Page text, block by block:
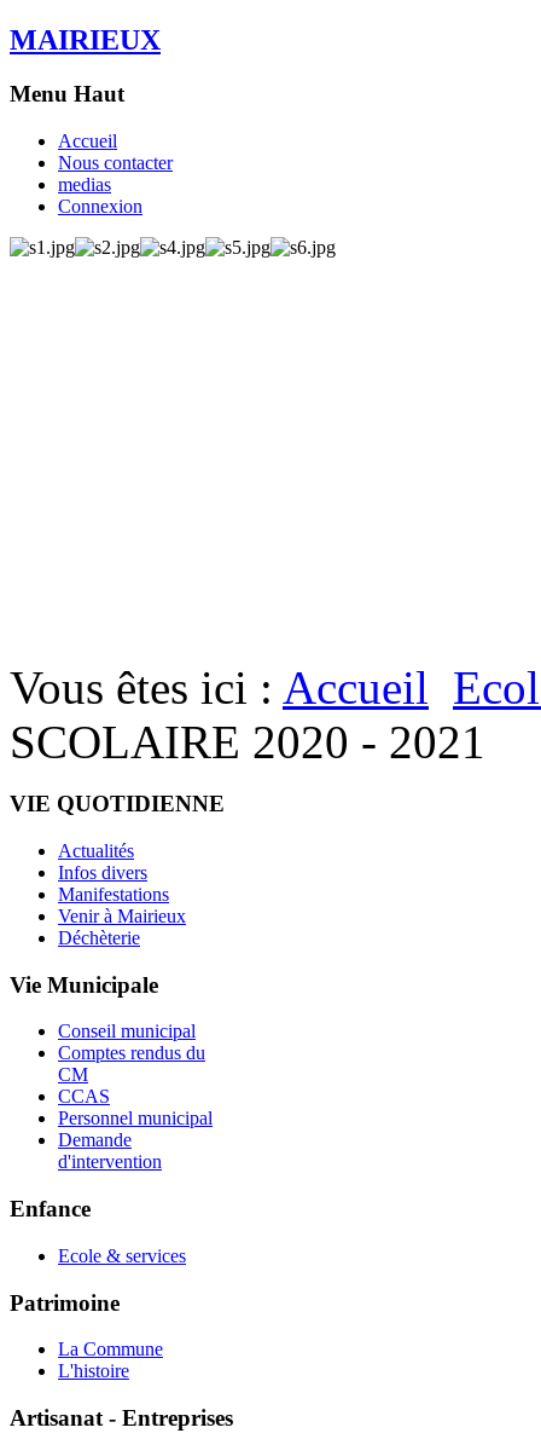
MAIRIEUX
Menu Haut
Accueil
Nous contacter
medias
Connexion
Vous êtes ici : Accueil
SCOLAIRE 2020 - 2021
VIE QUOTIDIENNE
Actualités
Infos divers
Manifestations
Venir à Mairieux
Déchèterie
Vie Municipale
Conseil municipal
Comptes rendus du
CM
CCAS
Personnel municipal
Demande
d'intervention
Enfance
Ecole & services
Patrimoine
La Commune
L'histoire
Artisanat - Entreprises